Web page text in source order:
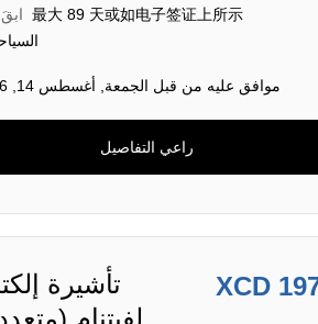
最大 89 天或如电子签证上所示
موافق عليه من قبل الجمعة, أغسطس 14, 2026
راعي التفاصيل
تأشيرة
XCD